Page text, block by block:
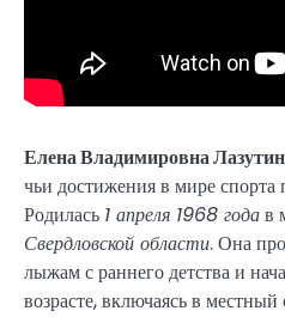
Елена Владимировна
чьи достижения в мире
Родилась 1 апреля 1968 годав
Свердловской области. Она
лыжам с раннего детства и
возрасте, включаясь в